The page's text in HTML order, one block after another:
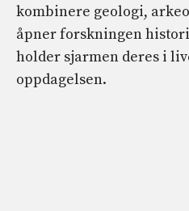
kombinere geologi,
åpner forskningen
holder sjarmen deres i
oppdagelsen.